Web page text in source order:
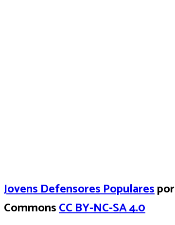
Jovens Defensores Popularespor
CommonsCC BY-NC-SA 4.0